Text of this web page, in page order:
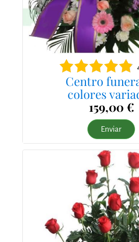
Centro
colores
159,00 €
Enviar